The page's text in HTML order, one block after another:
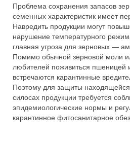
Проблема сохранения запасов
семенных характеристик имеет
Навредить продукции могут
нарушение температурного
главная угроза для зерновых —
Помимо обычной зерновой моли
любителей поживиться пшеницей
встречаются карантинные
Поэтому для защиты
силосах продукции требуется
эпидемиологические нормы и
карантинное фитосанитарное